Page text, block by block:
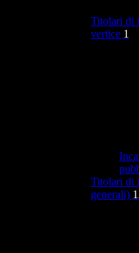
Titolari di
vertice 1
Titolari di
generali)